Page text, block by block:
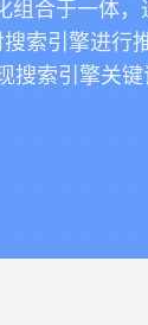
组合于一体
索引擎进行
搜索引擎关键